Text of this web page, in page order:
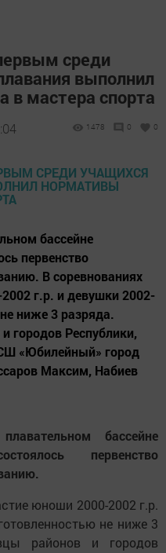
среди
выполнил
в мастера спорта
1478 0 0
бассейне
первенство
В соревнованиях
г.р. и девушки 2002-
ниже 3 разряда.
городов Республики,
«Юбилейный» город
Максим, Набиев
бассейне
первенство
юноши 2000-2002 г.р.
не ниже 3
районов и городов